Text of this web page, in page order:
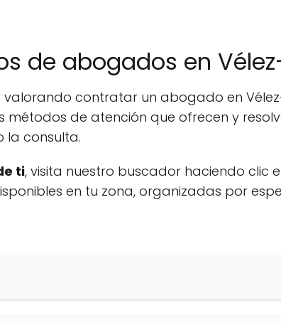
de abogados en
valorando contratar un abogado en
de atención que ofrecen y
la consulta.
ti, visita nuestro buscador haciendo clic
en tu zona, organizadas por